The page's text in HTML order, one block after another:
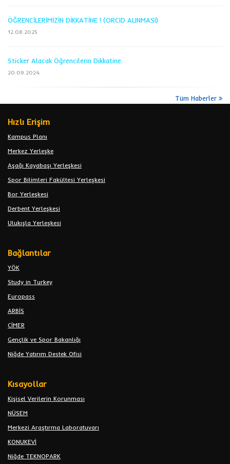
ÖĞRENCİLERİMİZİN DİKKATİNE ! (ORCID ALINMASI)
12.08.2025
Sticker Alacak Öğrencilerin Dikkatine.
20.09.2024
Tüm Haberler
Hızlı Erişim
Kampus Planı
Merkez Yerleşke
Aşağı Kayabaşı Yerleşkesi
Spor Bilimleri Fakültesi Yerleşkesi
Bor Yerleşkesi
Derbent Yerleşkesi
Ulukışla Yerleşkesi
Bağlantılar
YÖK
Study in Turkey
Europass
ARBİS
CİMER
Gençlik ve Spor Bakanlığı
Niğde Yatırım Destek Ofisi
Kısayollar
Kişisel Verilerin Korunması
NÜSEM
Merkezi Araştırma Laboratuvarı
KONUKEVİ
Niğde TEKNOPARK